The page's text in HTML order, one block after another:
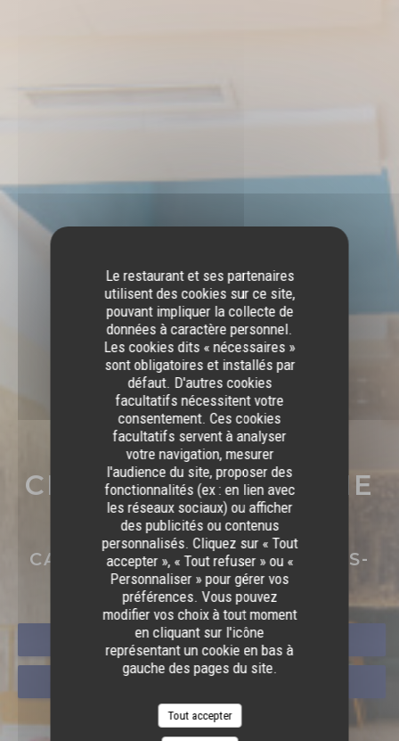
Le restaurant et ses partenaires
utilisent des cookies sur ce site,
pouvant impliquer la collecte de
données à caractère personnel.
Les cookies dits « nécessaires »
sont obligatoires et installés par
défaut. D'autres cookies
facultatifs nécessitent votre
consentement. Ces cookies
facultatifs servent à analyser
votre navigation, mesurer
l'audience du site, proposer des
fonctionnalités (ex : en lien avec
les réseaux sociaux) ou afficher
des publicités ou contenus
personnalisés. Cliquez sur « Tout
accepter », « Tout refuser » ou «
Personnaliser » pour gérer vos
préférences. Vous pouvez
modifier vos choix à tout moment
en cliquant sur l'icône
représentant un cookie en bas à
gauche des pages du site.
Tout accepter
CRÊPERIE L'HERMINE
PARIS
CRÊPERIE L'HERMINE
CAFÉ – SALON DE THÉ L’APRÈS-
MIDI|PARIS
RÉSERVER